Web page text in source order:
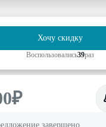
Хочу скидку
Воспользовались39раз
₽
завершено